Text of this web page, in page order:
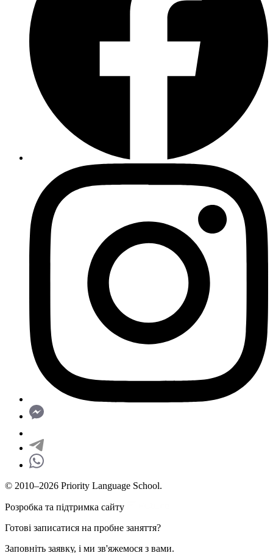
© 2010–2026 Priority Language School.
Розробка та підтримка сайту
Готові записатися на пробне заняття?
Заповніть заявку, і ми зв'яжемося з вами.